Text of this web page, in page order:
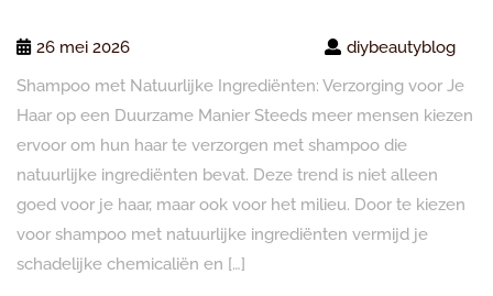
26 mei 2026
diybeautyblog
Shampoo met Natuurlijke Ingrediënten: Verzorging voor Je
Haar op een Duurzame Manier Steeds meer mensen kiezen
ervoor om hun haar te verzorgen met shampoo die
natuurlijke ingrediënten bevat. Deze trend is niet alleen
goed voor je haar, maar ook voor het milieu. Door te kiezen
voor shampoo met natuurlijke ingrediënten vermijd je
schadelijke chemicaliën en […]